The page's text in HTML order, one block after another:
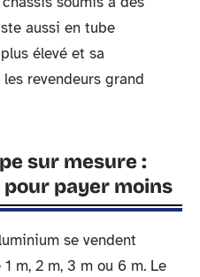
aussi en tube
élevé et sa
revendeurs grand
sur mesure :
payer moins
se vendent
m, 2 m, 3 m ou 6 m. Le